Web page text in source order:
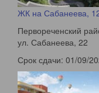
ЖК на Сабанеева,
Первореченский
ул. Сабанеева, 22
Срок сдачи: 01/09/